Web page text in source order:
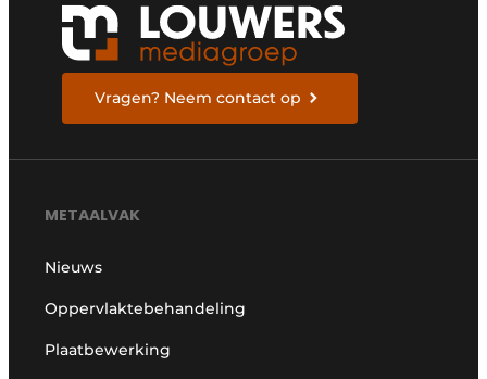
Vragen? Neem contact op
METAALVAK
Nieuws
Oppervlaktebehandeling
Plaatbewerking